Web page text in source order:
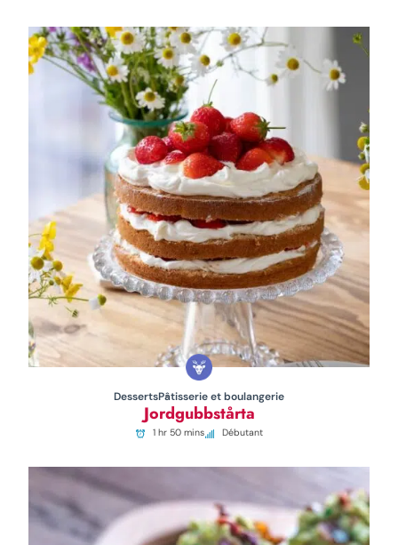
DessertsPâtisserie et boulangerie
Jordgubbstårta
1 hr 50 mins Débutant